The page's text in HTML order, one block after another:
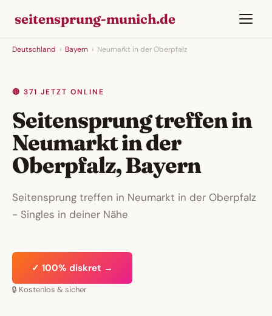
seitensprung-munich.de
Deutschland › Bayern › Neumarkt in der Oberpfalz
🔴 371 JETZT ONLINE
Seitensprung treffen in
Neumarkt in der
Oberpfalz, Bayern
Seitensprung treffen in Neumarkt in der Oberpfalz
- Singles in deiner Nähe
✓ 100% diskret →
🔒 Kostenlos & sicher